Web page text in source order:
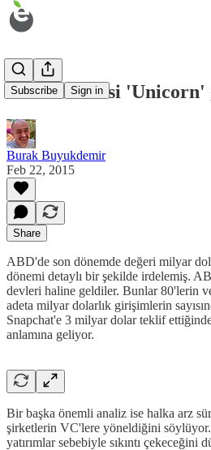
Subscribe Sign in
Silikon Vadisi
Burak Buyukdemir
Feb 22, 2015
Share
ABD'de son dönemde değeri milyar
dönemi detaylı bir şekilde irdelemiş.
devleri haline geldiler. Bunlar 80'lerin
adeta milyar dolarlık girişimlerin
Snapchat'e 3 milyar dolar teklif
anlamına geliyor.
Bir başka önemli analiz ise halka arz
şirketlerin VC'lere yöneldiğini söylüyor.
yatırımlar sebebiyle sıkıntı çekeceğini